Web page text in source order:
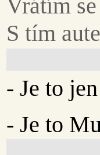
Vrátím
S tím
- Je to jen
- Je to